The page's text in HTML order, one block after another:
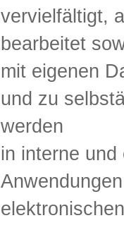
vervielfältigt,
bearbeitet
mit eigenen
und zu
werden
in interne